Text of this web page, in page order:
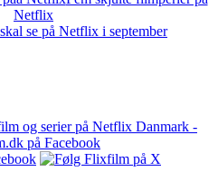
Netflix
se på Netflix i september
og serier på Netflix Danmark -
på Facebook